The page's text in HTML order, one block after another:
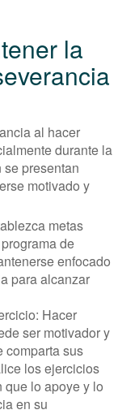
la
al hacer
durante la
presentan
motivado y
metas
de
enfocado
para alcanzar
Hacer
ser motivador y
comparta sus
los ejercicios
que lo apoye y lo
en su